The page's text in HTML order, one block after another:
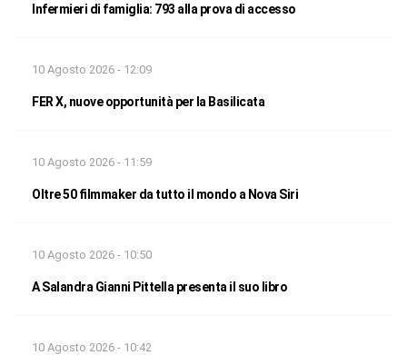
Infermieri di famiglia: 793 alla prova di accesso
10 Agosto 2026 - 12:09
FER X, nuove opportunità per la Basilicata
10 Agosto 2026 - 11:59
Oltre 50 filmmaker da tutto il mondo a Nova Siri
10 Agosto 2026 - 10:50
A Salandra Gianni Pittella presenta il suo libro
10 Agosto 2026 - 10:42